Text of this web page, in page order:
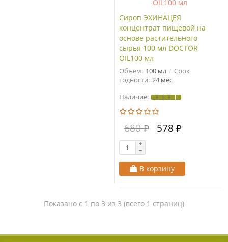
Сироп ЭХИНАЦЕЯ
концентрат пищевой на
основе растительного
сырья 100 мл DOCTOR
OIL100 мл
Объем: 100 мл
Срок
годности: 24 мес
Наличие:
680 ₽ 578 ₽
В корзину
Показано с 1 по 3 из 3 (всего 1 страниц)